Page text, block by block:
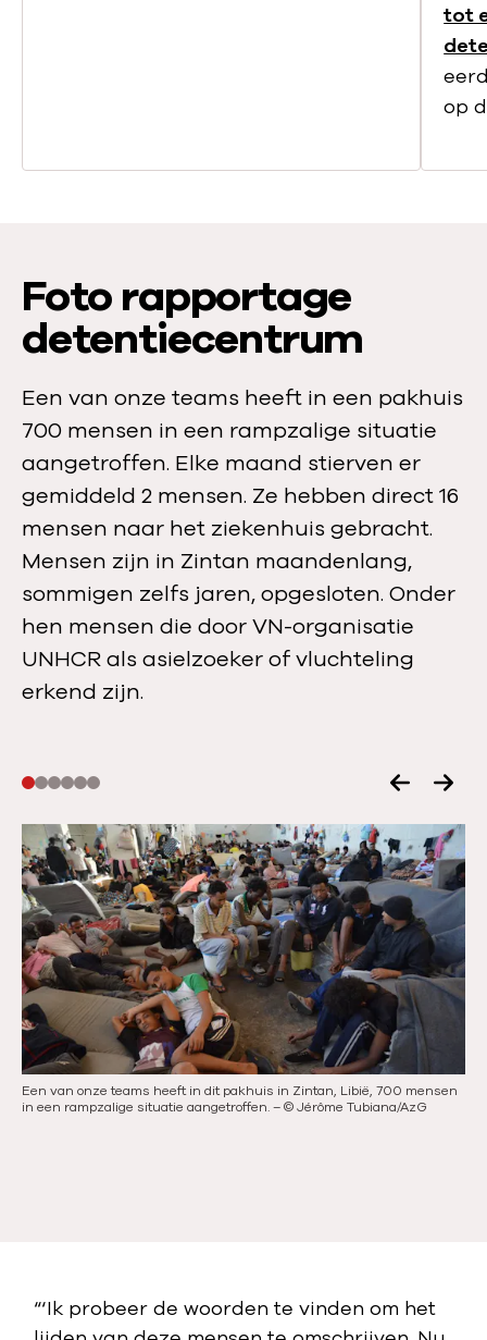
tot
op
Foto rapportage
detentiecentrum
Een van onze teams heeft in een pakhuis
700 mensen in een rampzalige situatie
aangetroffen. Elke maand stierven er
gemiddeld 2 mensen. Ze hebben direct 16
mensen naar het ziekenhuis gebracht.
Mensen zijn in Zintan maandenlang,
sommigen zelfs jaren, opgesloten. Onder
hen mensen die door VN-organisatie
UNHCR als asielzoeker of vluchteling
erkend zijn.
V
o
r
i
g
e
s
l
i
d
e
V
o
l
g
e
n
d
e
l
i
Een van onze teams heeft in dit pakhuis in Zintan, Libië, 700 mensen
in een rampzalige situatie aangetroffen.–©Jérôme Tubiana/AzG
“‘Ik probeer de woorden te vinden om het